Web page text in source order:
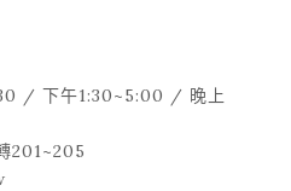
/ 下午1:30~5:00 / 晚上
201~205